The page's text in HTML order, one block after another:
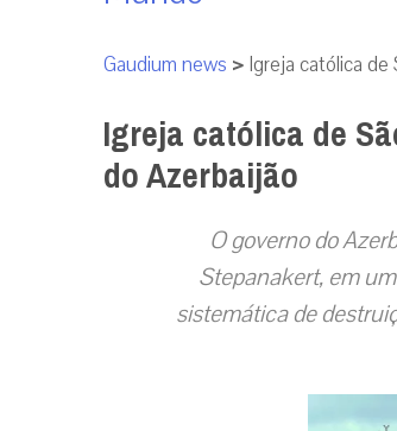
Gaudium news > Igreja católica
Igreja católica de
do Azerbaijão
O governo do
Stepanakert, em
sistemática de